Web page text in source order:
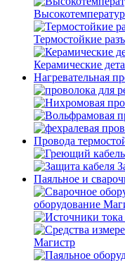
Термостойкие
Керамические
Нагревательная
Провода
Паяльное и
оборудование
Магистр